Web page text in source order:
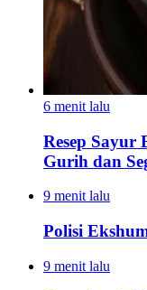
6 menit lalu
Resep Sayur
Gurih dan
9 menit lalu
Polisi
9 menit lalu